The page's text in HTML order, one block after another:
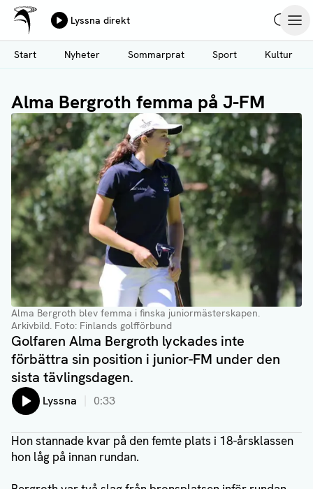
Hoppa
till
huvudinnehåll
Ålands Radio & TV
Lyssna direkt
Start
Nyheter Sommarprat Sport Kultur
Alma Bergroth femma på J-FM
Alma Bergroth blev femma i finska juniormästerskapen.
Arkivbild. Foto: Finlands golfförbund
Golfaren Alma Bergroth lyckades inte
förbättra sin position i junior-FM under den
sista tävlingsdagen.
Lyssna 0:33
Hon stannade kvar på den femte plats i 18-årsklassen
hon låg på innan rundan.